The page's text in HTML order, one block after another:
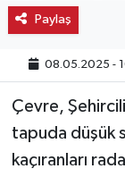
Paylaş
08.05.2025 -
Çevre,
tapuda düşük
kaçıranları
Ortaköy
Sungurlu
Uğurludağ